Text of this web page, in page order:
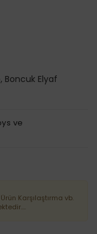
Boncuk Elyaf
ve
Karşılaştırma vb.